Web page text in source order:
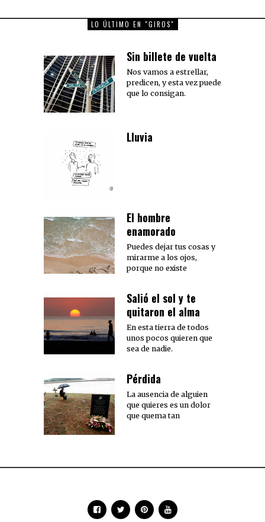
LO ÚLTIMO EN "GIROS"
Sin billete de vuelta
Nos vamos a estrellar,
predicen, y esta vez puede
que lo consigan.
Lluvia
El hombre
enamorado
Puedes dejar tus cosas y
mirarme a los ojos,
porque no existe
Salió el sol y te
quitaron el alma
En esta tierra de todos
unos pocos quieren que
sea de nadie.
Pérdida
La ausencia de alguien
que quieres es un dolor
que quema tan